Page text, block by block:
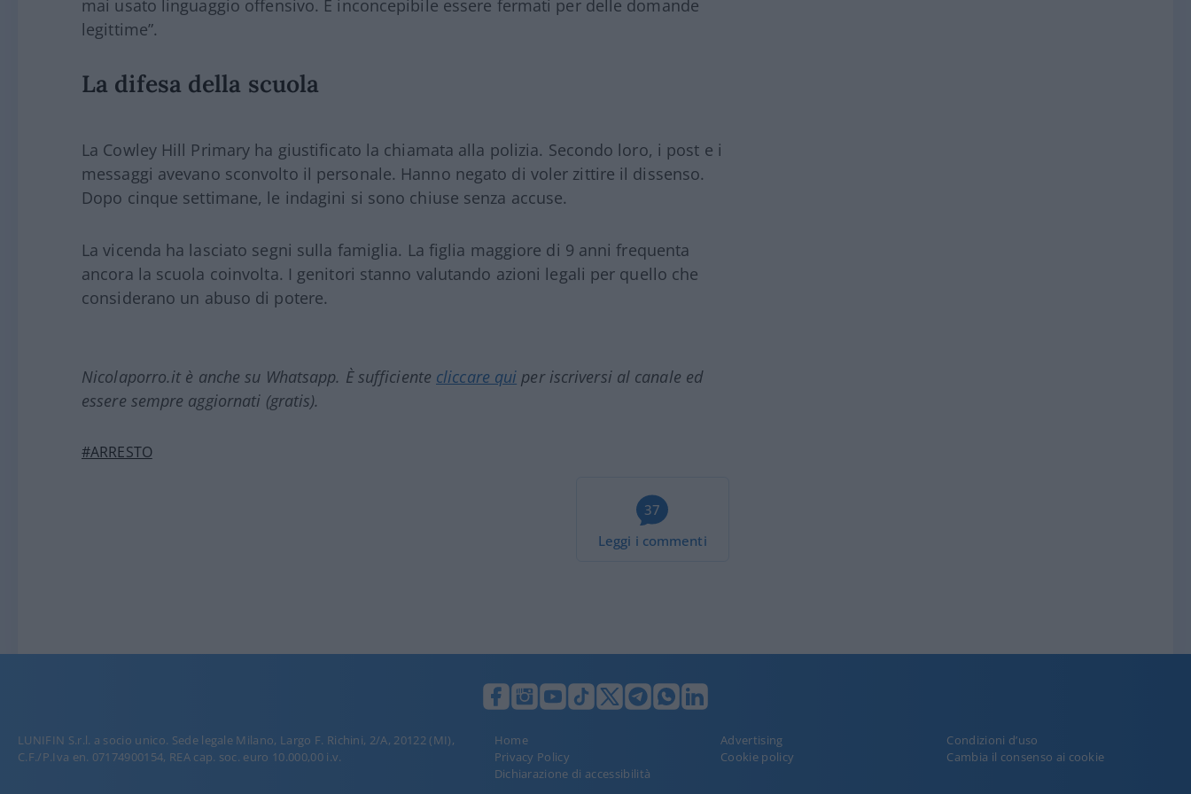
mai usato linguaggio offensivo. È inconcepibile essere fermati per delle domande
legittime”.
La difesa della scuola
La Cowley Hill Primary ha giustificato la chiamata alla polizia. Secondo loro, i post e i
messaggi avevano sconvolto il personale. Hanno negato di voler zittire il dissenso.
Dopo cinque settimane, le indagini si sono chiuse senza accuse.
La vicenda ha lasciato segni sulla famiglia. La figlia maggiore di 9 anni frequenta
ancora la scuola coinvolta. I genitori stanno valutando azioni legali per quello che
considerano un abuso di potere.
Nicolaporro.it è anche su Whatsapp. È sufficiente cliccare qui per iscriversi al canale ed
essere sempre aggiornati (gratis).
#ARRESTO
37
Leggi i commenti
LUNIFIN S.r.l. a socio unico. Sede legale Milano, Largo F. Richini, 2/A, 20122 (MI),
C.F./P.Iva en. 07174900154, REA cap. soc. euro 10.000,00 i.v.
Home Advertising
Condizioni d’uso
Privacy Policy
Cookie policy
Cambia il consenso ai cookie
Dichiarazione di accessibilità